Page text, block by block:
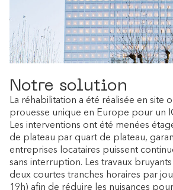
Notre solution
La réhabilitation a été réalisée en site
prouesse unique en Europe pour un
Les interventions ont été menées
de plateau par quart de plateau,
entreprises locataires puissent
sans interruption. Les travaux
deux courtes tranches horaires par
19h) afin de réduire les nuisances